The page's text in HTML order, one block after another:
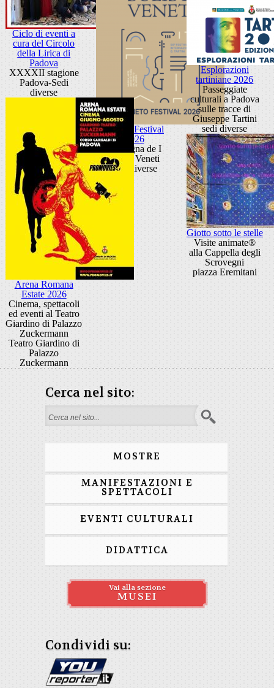
Ciclo di eventi a
cura del Circolo
della Lirica di
Padova
XXXXII stagione
Padova-Sedi
diverse
Veneto Festival
2026
Rassegna de I
Solisti Veneti
sedi diverse
Esplorazioni
tartiniane 2026
Passeggiate
culturali a Padova
sulle tracce di
Giuseppe Tartini
sedi diverse
Arena Romana
Estate 2026
Cinema, spettacoli
ed eventi al Teatro
Giardino di Palazzo
Zuckermann
Teatro Giardino di
Palazzo
Zuckermann
Giotto sotto le stelle
Visite animate®
alla Cappella degli
Scrovegni
piazza Eremitani
Cerca nel sito:
Form di ricerca
MOSTRE
MANIFESTAZIONI E
SPETTACOLI
EVENTI CULTURALI
DIDATTICA
Vai alla sezione
MUSEI
Condividi su: